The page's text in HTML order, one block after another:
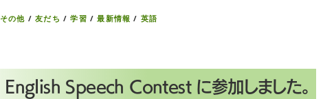
その他 /友だち /学習 /最新情報 / 英語
English Speech Contest に参加しました。